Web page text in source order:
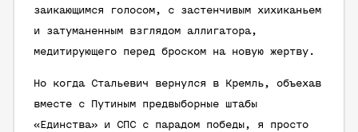
заикающимся голосом, с застенчивым хихиканьем
и затуманенным взглядом аллигатора,
медитирующего перед броском на новую жертву.
Но когда Стальевич вернулся в Кремль, объехав
вместе с Путиным предвыборные штабы
«Единства» и СПС с парадом победы, я просто